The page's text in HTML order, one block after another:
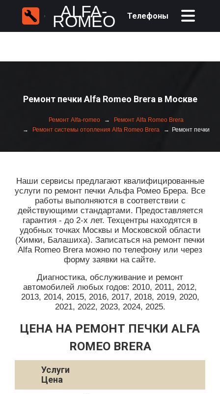
ALFA-
ROMEO Телефоны
Ремонт печки Alfa Romeo Brera в Москве
Ремонт Alfa-romeo
Ремонт Alfa Romeo Brera
Ремонт системы отопления Alfa Romeo Brera
Ремонт печки
Наши сервисы предлагают квалифицированные
услуги по ремонт печки Альфа Ромео Брера. Все
работы выполняются в соответствии с
действующими стандартами. Предоставляется
гарантия - до 2-х лет. Техцентры находятся в
удобных точках Москвы и Московской области
(Химки, Балашиха). Записаться на ремонт печки
Alfa Romeo Brera можно по телефону или через
форму заявки на сайте.
Диагностика, обслуживание и ремонт
автомобилей любых годов: 2010, 2011, 2012,
2013, 2014, 2015, 2016, 2017, 2018, 2019, 2020,
2021, 2022, 2023, 2024, 2025.
ЦЕНА НА РЕМОНТ ПЕЧКИ ALFA
ROMEO BRERA
Услуги
Цена